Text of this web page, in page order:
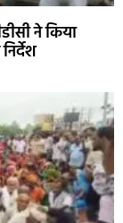
ने किया